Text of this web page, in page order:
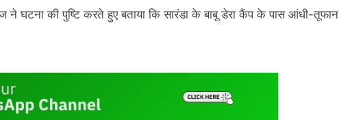
घटना की पुष्टि करते हुए बताया कि सारंडा के बाबू डेरा कैंप के पास आंधी-तूफान